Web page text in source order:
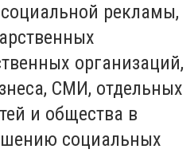
рекламы,
организаций,
СМИ, отдельных
и общества в
социальных